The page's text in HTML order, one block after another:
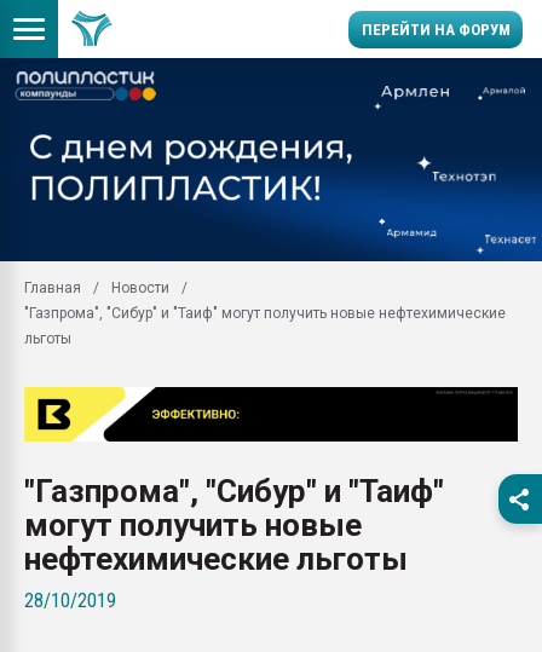
ПЕРЕЙТИ НА ФОРУМ
умельцы изготовили
Продажа готового
производство SPC
29.07.2026 ФРП помог
Помощь в подборе
Вакуум-формовочные
Подмосковье, Москва
28.07.2026
пластмасс
Главная
Новости
"Газпрома", "Сибур" и "Таиф" могут получить новые нефтехимические
льготы
"Газпрома", "Сибур" и "Таиф"
могут получить новые
нефтехимические льготы
28/10/2019